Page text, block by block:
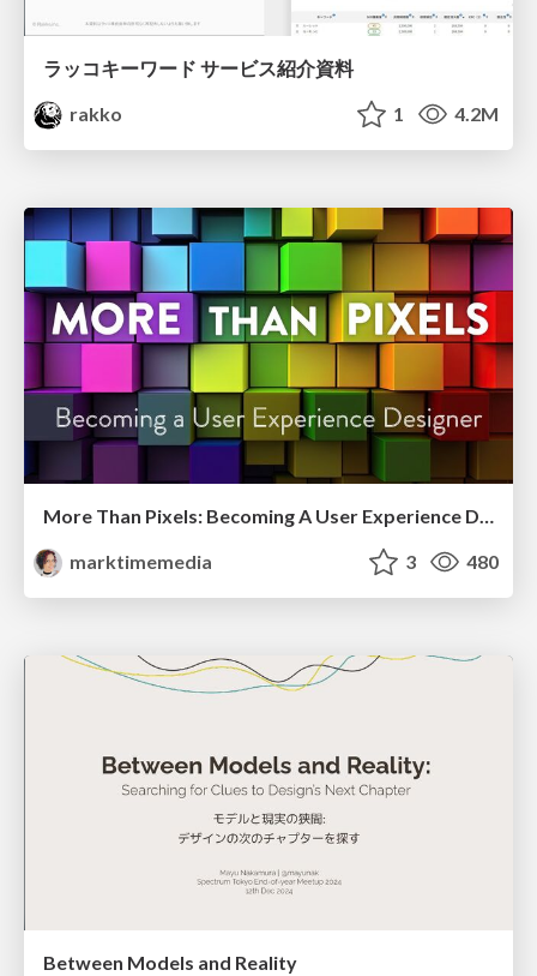
ラッコキーワード サービス紹介資料
rakko
1 4.2M
marktimemedia
3 480
Between Models and Reality